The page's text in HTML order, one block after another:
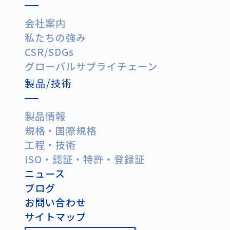
会社案内
私たちの強み
CSR/SDGs
グローバルサプライチェーン
製品/技術
製品情報
規格・国際規格
工程・技術
ISO・認証・特許・登録証
ニュース
ブログ
お問い合わせ
サイトマップ